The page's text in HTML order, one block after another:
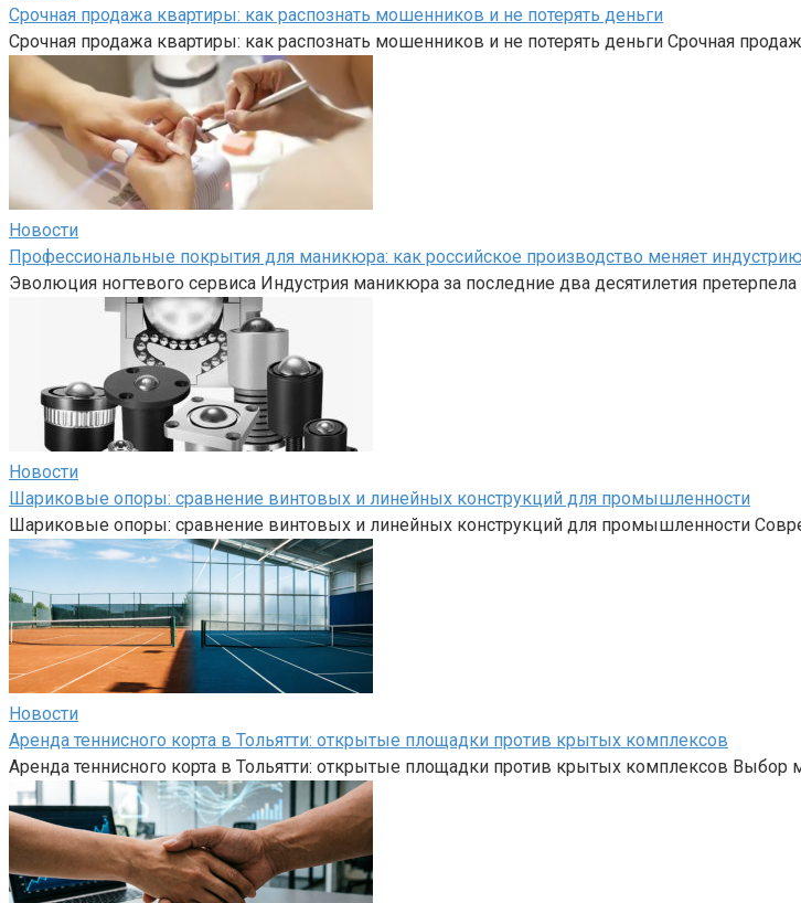
Срочная продажа квартиры: как распознать мошенников и не потерять деньги
Срочная продажа квартиры: как распознать мошенников и не потерять деньги Срочная
Новости
Профессиональные покрытия для маникюра: как российское производство меняет
Эволюция ногтевого сервиса Индустрия маникюра за последние два десятилетия
Новости
Шариковые опоры: сравнение винтовых и линейных конструкций для промышленности
Шариковые опоры: сравнение винтовых и линейных конструкций для промышленности
Новости
Аренда теннисного корта в Тольятти: открытые площадки против крытых комплексов
Аренда теннисного корта в Тольятти: открытые площадки против крытых комплексов Выбор